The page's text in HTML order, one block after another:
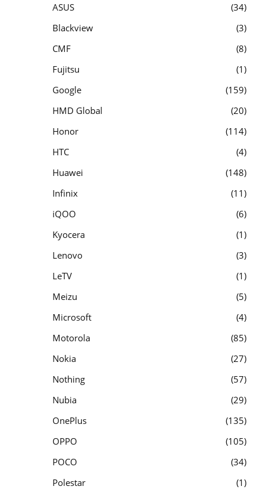
ASUS
34
Blackview
3
CMF
8
Fujitsu
1
Google
159
HMD Global
20
Honor
114
HTC
4
Huawei
148
Infinix
11
iQOO
6
Kyocera
1
Lenovo
3
LeTV
1
Meizu
5
Microsoft
4
Motorola
85
Nokia
27
Nothing
57
Nubia
29
OnePlus
135
OPPO
105
POCO
34
Polestar
1